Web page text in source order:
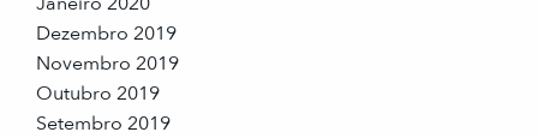
Dezembro 2019
Novembro 2019
Outubro 2019
Setembro 2019